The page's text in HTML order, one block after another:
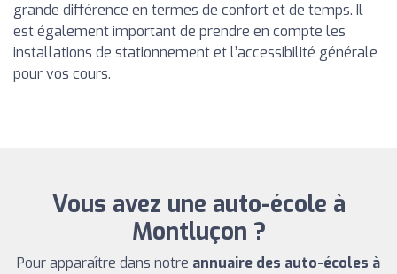
grande différence en termes de confort et de temps. Il
est également important de prendre en compte les
installations de stationnement et l’accessibilité générale
pour vos cours.
Vous avez une auto-école à
Montluçon ?
Pour apparaître dans notre annuaire des auto-écoles à